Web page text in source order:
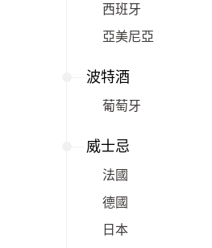
西班牙
亞美尼亞
波特酒
葡萄牙
威士忌
法國
德國
日本